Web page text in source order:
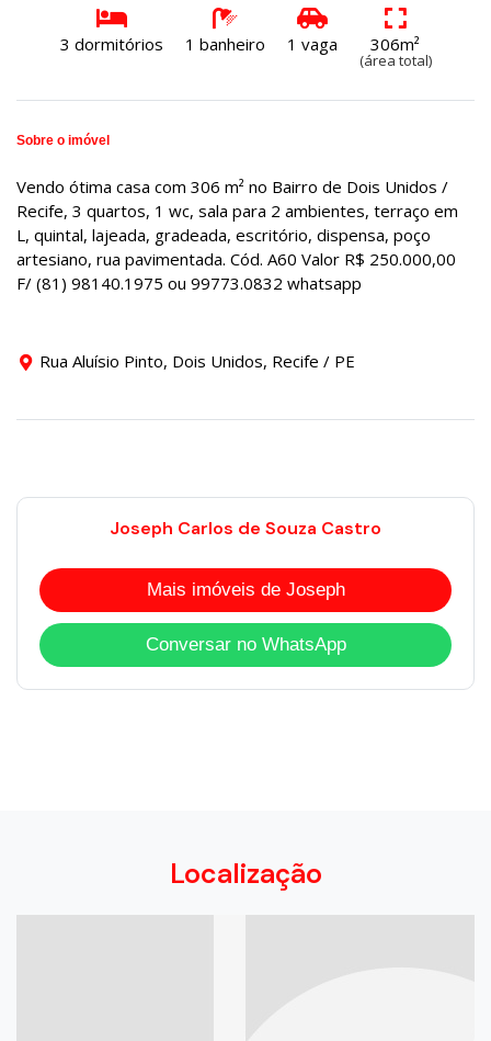
3 dormitórios 1 banheiro 1 vaga 306m²
(área total)
Sobre o imóvel
Vendo ótima casa com 306 m² no Bairro de Dois Unidos /
Recife, 3 quartos, 1 wc, sala para 2 ambientes, terraço em
L, quintal, lajeada, gradeada, escritório, dispensa, poço
artesiano, rua pavimentada. Cód. A60 Valor R$ 250.000,00
F/ (81) 98140.1975 ou 99773.0832 whatsapp
Rua Aluísio Pinto, Dois Unidos, Recife / PE
Joseph Carlos de Souza Castro
Mais imóveis de Joseph
Conversar no WhatsApp
Localização